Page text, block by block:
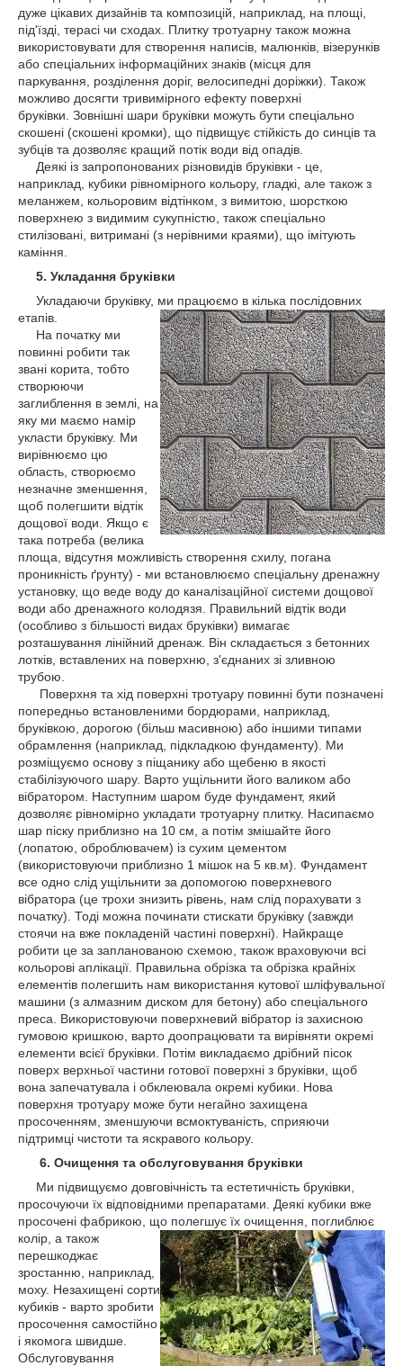
дуже цікавих дизайнів та композицій, наприклад, на площі,
під'їзді, терасі чи сходах. Плитку тротуарну також можна
використовувати для створення написів, малюнків, візерунків
або спеціальних інформаційних знаків (місця для
паркування, розділення доріг, велосипедні доріжки). Також
можливо досягти тривимірного ефекту поверхні
бруківки. Зовнішні шари бруківки можуть бути спеціально
скошені (скошені кромки), що підвищує стійкість до синців та
зубців та дозволяє кращий потік води від опадів.
Деякі із запропонованих різновидів бруківки - це,
наприклад, кубики рівномірного кольору, гладкі, але також з
меланжем, кольоровим відтінком, з вимитою, шорсткою
поверхнею з видимим сукупністю, також спеціально
стилізовані, витримані (з нерівними краями), що імітують
каміння.
5. Укладання бруківки
Укладаючи бруківку, ми працюємо в кілька послідовних
етапів.
На початку ми
повинні робити так
звані корита, тобто
створюючи
заглиблення в землі, на
яку ми маємо намір
укласти бруківку. Ми
вирівнюємо цю
область, створюємо
незначне зменшення,
щоб полегшити відтік
дощової води. Якщо є
така потреба (велика
площа, відсутня можливість створення схилу, погана
проникність ґрунту) - ми встановлюємо спеціальну дренажну
установку, що веде воду до каналізаційної системи дощової
води або дренажного колодязя. Правильний відтік води
(особливо з більшості видах бруківки) вимагає
розташування лінійний дренаж. Він складається з бетонних
лотків, вставлених на поверхню, з'єднаних зі зливною
трубою.
Поверхня та хід поверхні тротуару повинні бути позначені
попередньо встановленими бордюрами, наприклад,
бруківкою, дорогою (більш масивною) або іншими типами
обрамлення (наприклад, підкладкою фундаменту). Ми
розміщуємо основу з піщанику або щебеню в якості
стабілізуючого шару. Варто ущільнити його валиком або
вібратором. Наступним шаром буде фундамент, який
дозволяє рівномірно укладати тротуарну плитку. Насипаємо
шар піску приблизно на 10 см, а потім змішайте його
(лопатою, оброблювачем) із сухим цементом
(використовуючи приблизно 1 мішок на 5 кв.м). Фундамент
все одно слід ущільнити за допомогою поверхневого
вібратора (це трохи знизить рівень, нам слід порахувати з
початку). Тоді можна починати стискати бруківку (завжди
стоячи на вже покладеній частині поверхні). Найкраще
робити це за запланованою схемою, також враховуючи всі
кольорові аплікації. Правильна обрізка та обрізка крайніх
елементів полегшить нам використання кутової шліфувальної
машини (з алмазним диском для бетону) або спеціального
преса. Використовуючи поверхневий вібратор із захисною
гумовою кришкою, варто доопрацювати та вирівняти окремі
елементи всієї бруківки. Потім викладаємо дрібний пісок
поверх верхньої частини готової поверхні з бруківки, щоб
вона запечатувала і обклеювала окремі кубики. Нова
поверхня тротуару може бути негайно захищена
просоченням, зменшуючи всмоктуваність, сприяючи
підтримці чистоти та яскравого кольору.
6. Очищення та обслуговування бруківки
Ми підвищуємо довговічність та естетичність бруківки,
просочуючи їх відповідними препаратами. Деякі кубики вже
просочені фабрикою, що полегшує їх очищення, поглиблює
колір, а також
перешкоджає
зростанню, наприклад,
моху. Незахищені сорти
кубиків - варто зробити
просочення самостійно
і якомога швидше.
Обслуговування